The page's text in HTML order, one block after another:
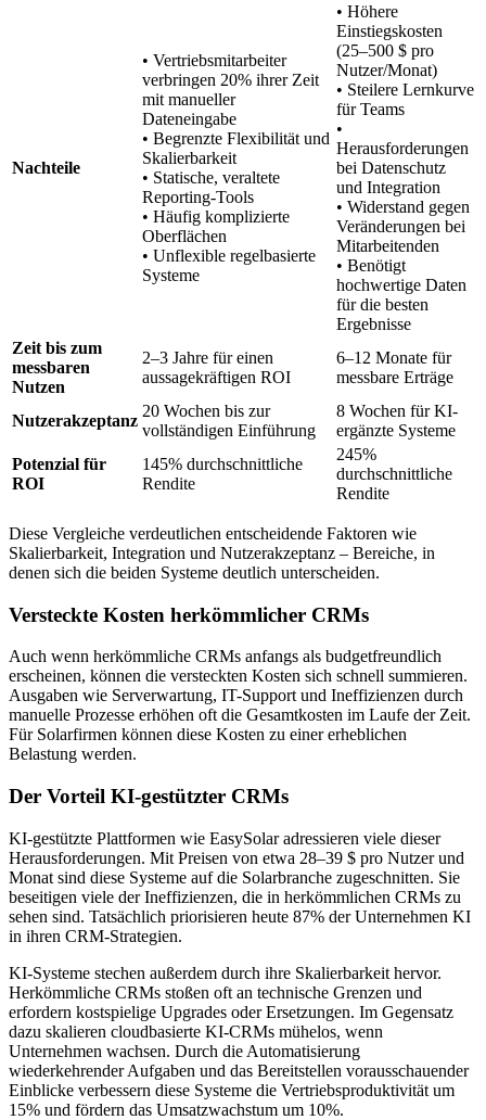
Nachteile
• Vertriebsmitarbeiter
verbringen 20% ihrer Zeit
mit manueller
Dateneingabe
• Begrenzte Flexibilität und
Skalierbarkeit
• Statische, veraltete
Reporting-Tools
• Häufig komplizierte
Oberflächen
• Unflexible regelbasierte
Systeme
• Höhere
Einstiegskosten
(25–500 $ pro
Nutzer/Monat)
• Steilere Lernkurve
für Teams
•
Herausforderungen
bei Datenschutz
und Integration
• Widerstand gegen
Veränderungen bei
Mitarbeitenden
• Benötigt
hochwertige Daten
für die besten
Ergebnisse
Zeit bis zum
messbaren
Nutzen
2–3 Jahre für einen
aussagekräftigen ROI
6–12 Monate für
messbare Erträge
Nutzerakzeptanz
20 Wochen bis zur
vollständigen Einführung
8 Wochen für KI-
ergänzte Systeme
Potenzial für
ROI
145% durchschnittliche
Rendite
245%
durchschnittliche
Rendite
Diese Vergleiche verdeutlichen entscheidende Faktoren wie
Skalierbarkeit, Integration und Nutzerakzeptanz – Bereiche, in
denen sich die beiden Systeme deutlich unterscheiden.
Versteckte Kosten herkömmlicher CRMs
Auch wenn herkömmliche CRMs anfangs als budgetfreundlich
erscheinen, können die versteckten Kosten sich schnell summieren.
Ausgaben wie Serverwartung, IT-Support und Ineffizienzen durch
manuelle Prozesse erhöhen oft die Gesamtkosten im Laufe der Zeit.
Für Solarfirmen können diese Kosten zu einer erheblichen
Belastung werden.
Der Vorteil KI-gestützter CRMs
KI-gestützte Plattformen wie EasySolar adressieren viele dieser
Herausforderungen. Mit Preisen von etwa 28–39 $ pro Nutzer und
Monat sind diese Systeme auf die Solarbranche zugeschnitten. Sie
beseitigen viele der Ineffizienzen, die in herkömmlichen CRMs zu
sehen sind. Tatsächlich priorisieren heute 87% der Unternehmen KI
in ihren CRM-Strategien.
KI-Systeme stechen außerdem durch ihre Skalierbarkeit hervor.
Herkömmliche CRMs stoßen oft an technische Grenzen und
erfordern kostspielige Upgrades oder Ersetzungen. Im Gegensatz
dazu skalieren cloudbasierte KI-CRMs mühelos, wenn
Unternehmen wachsen. Durch die Automatisierung
wiederkehrender Aufgaben und das Bereitstellen vorausschauender
Einblicke verbessern diese Systeme die Vertriebsproduktivität um
15% und fördern das Umsatzwachstum um 10%.